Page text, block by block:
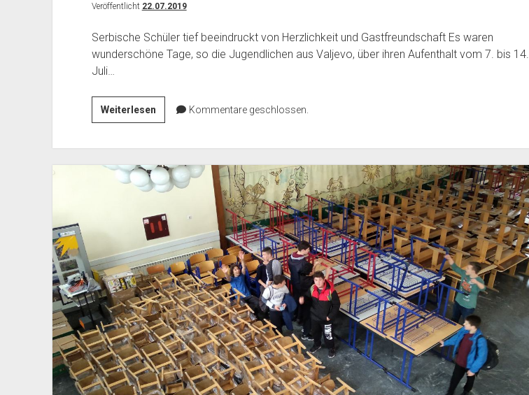
Veröffentlicht 22.07.2019
Serbische Schüler tief beeindruckt von Herzlichkeit und Gastfreundschaft Es waren
wunderschöne Tage, so die Jugendlichen aus Valjevo, über ihren Aufenthalt vom 7. bis 14.
Juli…
WeiterlesenUnvergesslich
schöne
Pfaffenhofen
Kommentare geschlossen.